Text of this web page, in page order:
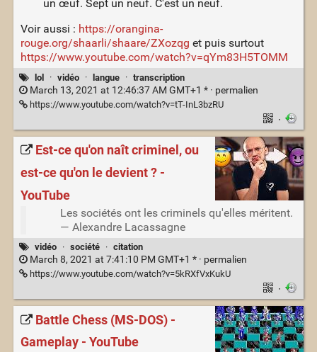
un œuf. Sept un neuf. C'est un neuf.
Voir aussi : https://orangina-
rouge.org/shaarli/shaare/ZXozqg et puis surtout
https://www.youtube.com/watch?v=qYm83H5TOMM
lol · vidéo · langue · transcription
March 13, 2021 at 12:46:37 AM GMT+1 * · permalien
https://www.youtube.com/watch?v=tT-InL3bzRU
·
Est-ce qu'on naît criminel, ou
est-ce qu'on le devient ? -
YouTube
Les sociétés ont les criminels qu'elles méritent.
— Alexandre Lacassagne
vidéo · société · citation
March 8, 2021 at 7:41:10 PM GMT+1 * · permalien
https://www.youtube.com/watch?v=5kRXfVxKukU
·
Battle Chess (MS-DOS) -
Gameplay - YouTube